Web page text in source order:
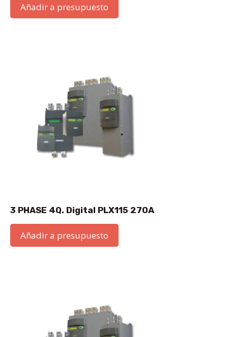
Añadir a presupuesto
3 PHASE 4Q. Digital PLX115 270A
Añadir a presupuesto